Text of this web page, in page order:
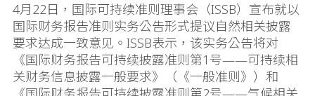
4月22日，国际可持续准则理事会（ISSB）宣布就以
国际财务报告准则实务公告形式提议自然相关披露
要求达成一致意见。ISSB表示，该实务公告将对
《国际财务报告可持续披露准则第1号——可持续相
关财务信息披露一般要求》（《一般准则》）和